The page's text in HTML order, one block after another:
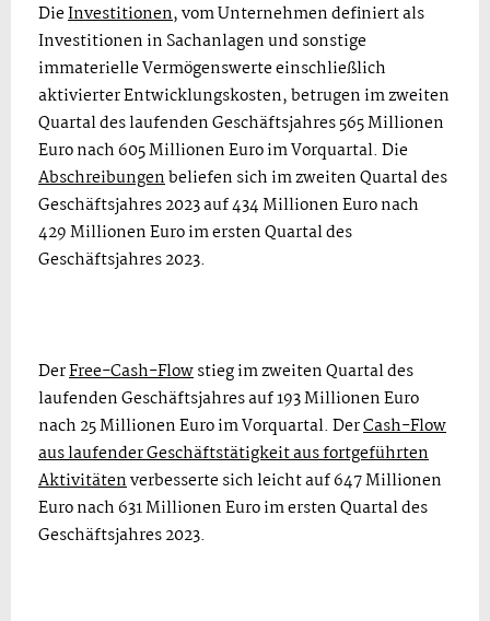
DieInvestitionen, vom Unternehmen definiert als
Investitionen in Sachanlagen und sonstige
immaterielle Vermögenswerte einschließlich
aktivierter Entwicklungs­kosten, betrugen im zweiten
Quartal des laufenden Geschäftsjahres 565 Millionen
Euro nach 605 Millionen Euro im Vorquartal. Die
Abschreibungenbeliefen sich im zweiten Quartal des
Geschäftsjahres 2023 auf 434 Millionen Euro nach
429 Millionen Euro im ersten Quartal des
Geschäftsjahres 2023.
DerFree-Cash-Flowstieg im zweiten Quartal des
laufenden Geschäftsjahres auf 193 Millionen Euro
nach 25 Millionen Euro im Vorquartal. DerCash-Flow
aus laufender Geschäftstätigkeit aus fortgeführten
Aktivitätenverbesserte sich leicht auf 647 Millionen
Euro nach 631 Millionen Euro im ersten Quartal des
Geschäftsjahres 2023.